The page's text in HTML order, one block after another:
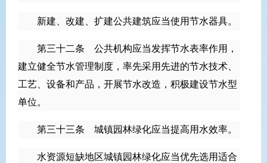
新建、改建、扩建公共建筑应当使用节水器具。
第三十二条 公共机构应当发挥节水表率作用，
建立健全节水管理制度，率先采用先进的节水技术、
工艺、设备和产品，开展节水改造，积极建设节水型
单位。
第三十三条 城镇园林绿化应当提高用水效率。
水资源短缺地区城镇园林绿化应当优先选用适合